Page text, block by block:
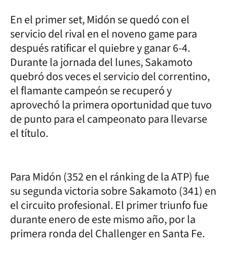
En el primer set, Midón se quedó con el
servicio del rival en el noveno game para
después ratificar el quiebre y ganar 6-4.
Durante la jornada del lunes, Sakamoto
quebró dos veces el servicio del correntino,
el flamante campeón se recuperó y
aprovechó la primera oportunidad que tuvo
de punto para el campeonato para llevarse
el título.
Para Midón (352 en el ránking de la ATP) fue
su segunda victoria sobre Sakamoto (341) en
el circuito profesional. El primer triunfo fue
durante enero de este mismo año, por la
primera ronda del Challenger en Santa Fe.